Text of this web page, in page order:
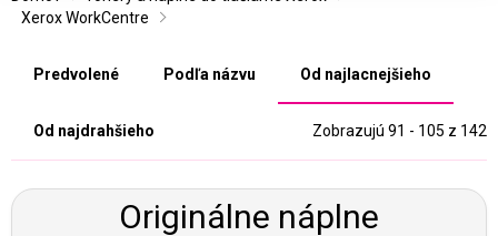
Xerox WorkCentre
Predvolené Podľa názvu Od najlacnejšieho
Od najdrahšieho Zobrazujú 91 - 105 z 142
Originálne náplne